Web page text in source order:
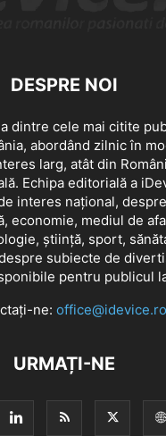
DESPRE NOI
dintre cele mai citite
abordând zilnic în
larg, atât din
Echipa editorială a
interes național,
economie, mediul de
știință, sport,
subiecte de
pentru publicul
ne: office@idevice.ro
URMAȚI-NE